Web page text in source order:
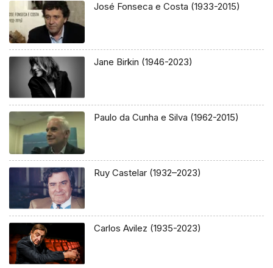
José Fonseca e Costa (1933-2015)
Jane Birkin (1946-2023)
Paulo da Cunha e Silva (1962-2015)
Ruy Castelar (1932–2023)
Carlos Avilez (1935-2023)